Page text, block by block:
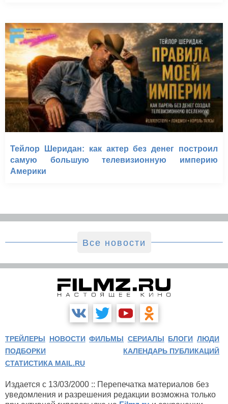
Тейлор Шеридан: как актер без денег построил
самую большую телевизионную империю
Америки
Все новости
ТРЕЙЛЕРЫ НОВОСТИ ФИЛЬМЫ СЕРИАЛЫ БЛОГИ ЛЮДИ
ПОДБОРКИ
КАЛЕНДАРЬ ПУБЛИКАЦИЙ
СТАТИСТИКА MAIL.RU
Издается с 13/03/2000 :: Перепечатка материалов без
уведомления и разрешения редакции возможна только